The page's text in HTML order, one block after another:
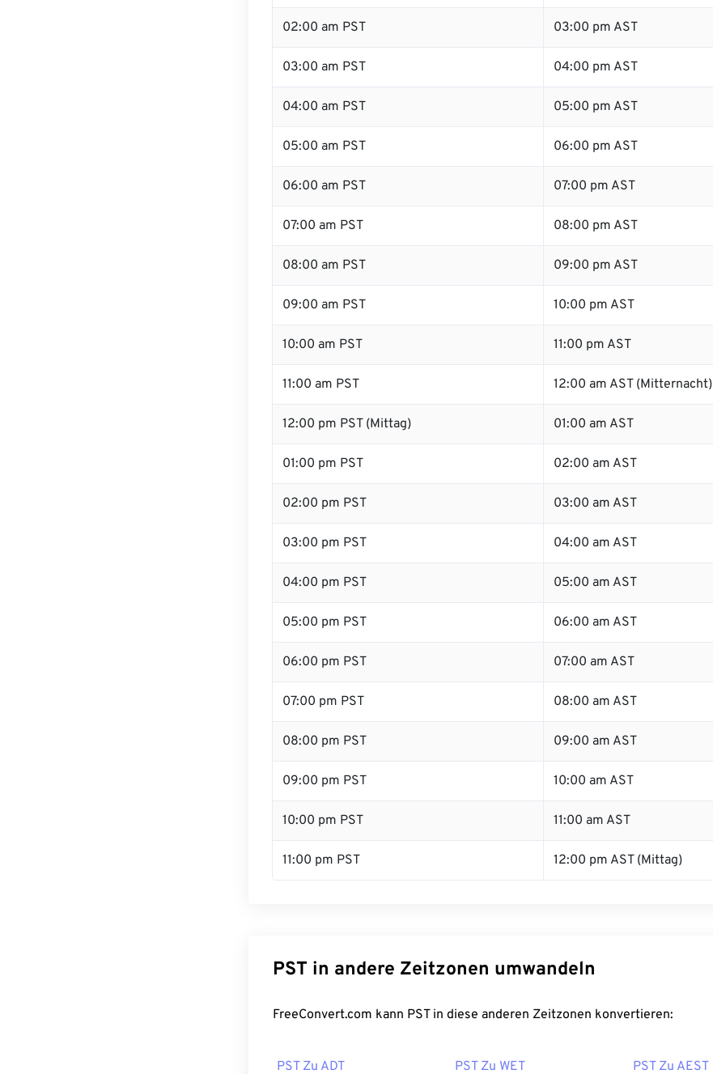
02:00 am PST 03:00 pm AST
03:00 am PST 04:00 pm AST
04:00 am PST 05:00 pm AST
05:00 am PST 06:00 pm AST
06:00 am PST 07:00 pm AST
07:00 am PST 08:00 pm AST
08:00 am PST 09:00 pm AST
09:00 am PST 10:00 pm AST
10:00 am PST 11:00 pm AST
11:00 am PST 12:00 am AST (Mitternacht)
12:00 pm PST (Mittag) 01:00 am AST
01:00 pm PST 02:00 am AST
02:00 pm PST 03:00 am AST
03:00 pm PST 04:00 am AST
04:00 pm PST 05:00 am AST
05:00 pm PST 06:00 am AST
06:00 pm PST 07:00 am AST
07:00 pm PST 08:00 am AST
08:00 pm PST 09:00 am AST
09:00 pm PST 10:00 am AST
10:00 pm PST 11:00 am AST
11:00 pm PST 12:00 pm AST (Mittag)
PST in andere Zeitzonen umwandeln
FreeConvert.com kann PST in diese anderen Zeitzonen konvertieren:
PST Zu ADT PST Zu WET PST Zu AEST